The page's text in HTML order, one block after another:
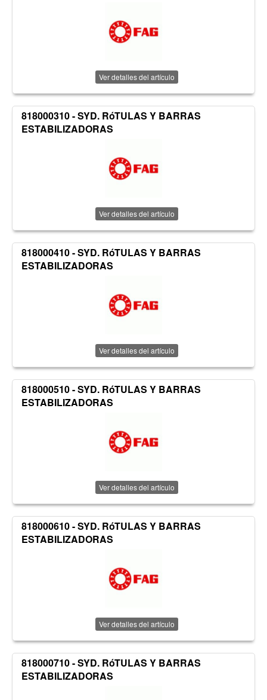
Ver detalles del artículo
818000310 - SYD. RóTULAS Y BARRAS
ESTABILIZADORAS
Ver detalles del artículo
818000410 - SYD. RóTULAS Y BARRAS
ESTABILIZADORAS
Ver detalles del artículo
818000510 - SYD. RóTULAS Y BARRAS
ESTABILIZADORAS
Ver detalles del artículo
818000610 - SYD. RóTULAS Y BARRAS
ESTABILIZADORAS
Ver detalles del artículo
818000710 - SYD. RóTULAS Y BARRAS
ESTABILIZADORAS